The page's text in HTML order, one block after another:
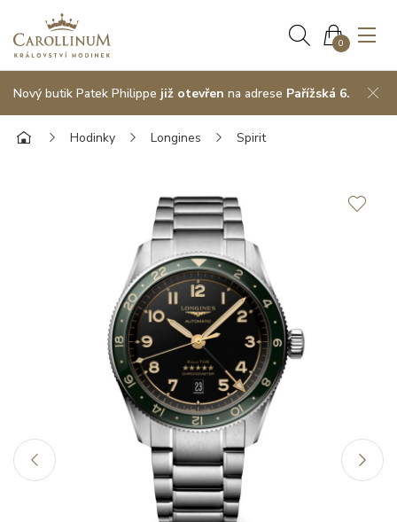
0
Nový butik Patek Philippe již otevřen na adrese Pařížská 6.
Hodinky Longines Spirit